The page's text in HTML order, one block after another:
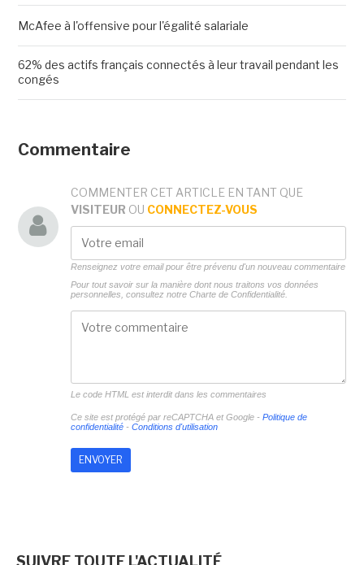
McAfee à l'offensive pour l'égalité salariale
62% des actifs français connectés à leur travail pendant les
congés
Commentaire
COMMENTER CET ARTICLE EN TANT QUE
VISITEUR OU CONNECTEZ-VOUS
Renseignez votre email pour être prévenu d'un nouveau commentaire
Pour tout savoir sur la manière dont nous traitons vos données
personnelles, consultez notre Charte de Confidentialité.
Le code HTML est interdit dans les commentaires
Ce site est protégé par reCAPTCHA et Google - Politique de
confidentialité- Conditions d'utilisation
SUIVRE TOUTE L'ACTUALITÉ